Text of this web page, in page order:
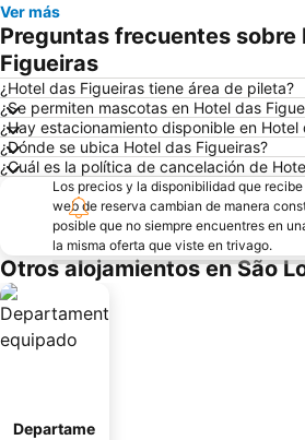
Ver más
Preguntas frecuentes sobre
Figueiras
¿Hotel das Figueiras tiene área de pileta?
¿Se permiten mascotas en Hotel das
¿Hay estacionamiento disponible en Hotel
¿Dónde se ubica Hotel das Figueiras?
¿Cuál es la política de cancelación de
Los precios y la disponibilidad que
web de reserva cambian de manera
posible que no siempre encuentres en
la misma oferta que viste en trivago.
Otros alojamientos en São
Departame